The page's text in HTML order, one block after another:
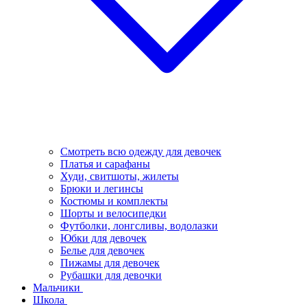
Смотреть всю одежду для девочек
Платья и сарафаны
Худи, свитшоты, жилеты
Брюки и легинсы
Костюмы и комплекты
Шорты и велосипедки
Футболки, лонгсливы, водолазки
Юбки для девочек
Белье для девочек
Пижамы для девочек
Рубашки для девочки
Мальчики
Школа